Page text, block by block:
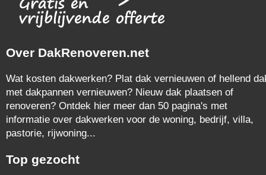
Over DakRenoveren.net
Wat kosten dakwerken? Plat dak vernieuwen of hellend
met dakpannen vernieuwen? Nieuw dak plaatsen of
renoveren? Ontdek hier meer dan 50 pagina's met
informatie over dakwerken voor de woning, bedrijf, villa,
pastorie, rijwoning...
Top gezocht